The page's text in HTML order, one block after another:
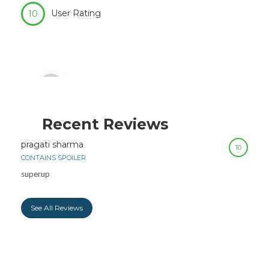
User Rating
10
Player
Recent Reviews
10
pragati sharma
CONTAINS SPOILER
superup
See All Reviews